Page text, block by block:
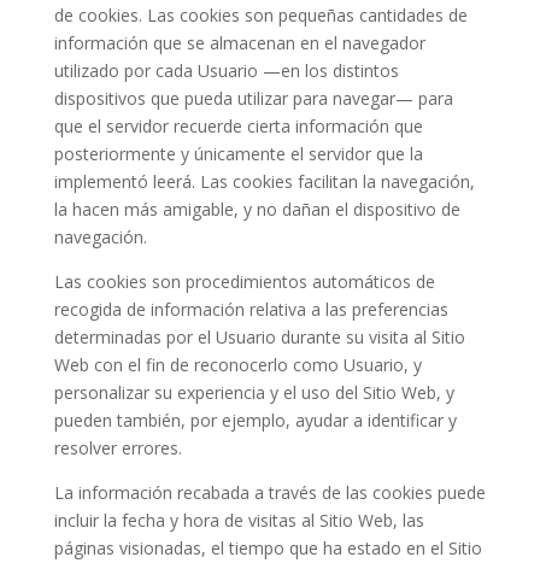
de cookies. Las cookies son pequeñas cantidades de
información que se almacenan en el navegador
utilizado por cada Usuario —en los distintos
dispositivos que pueda utilizar para navegar— para
que el servidor recuerde cierta información que
posteriormente y únicamente el servidor que la
implementó leerá. Las cookies facilitan la navegación,
la hacen más amigable, y no dañan el dispositivo de
navegación.
Las cookies son procedimientos automáticos de
recogida de información relativa a las preferencias
determinadas por el Usuario durante su visita al Sitio
Web con el fin de reconocerlo como Usuario, y
personalizar su experiencia y el uso del Sitio Web, y
pueden también, por ejemplo, ayudar a identificar y
resolver errores.
La información recabada a través de las cookies puede
incluir la fecha y hora de visitas al Sitio Web, las
páginas visionadas, el tiempo que ha estado en el Sitio